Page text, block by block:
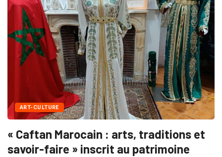
ART-CULTURE
« Caftan Marocain : arts, traditions et
savoir-faire » inscrit au patrimoine